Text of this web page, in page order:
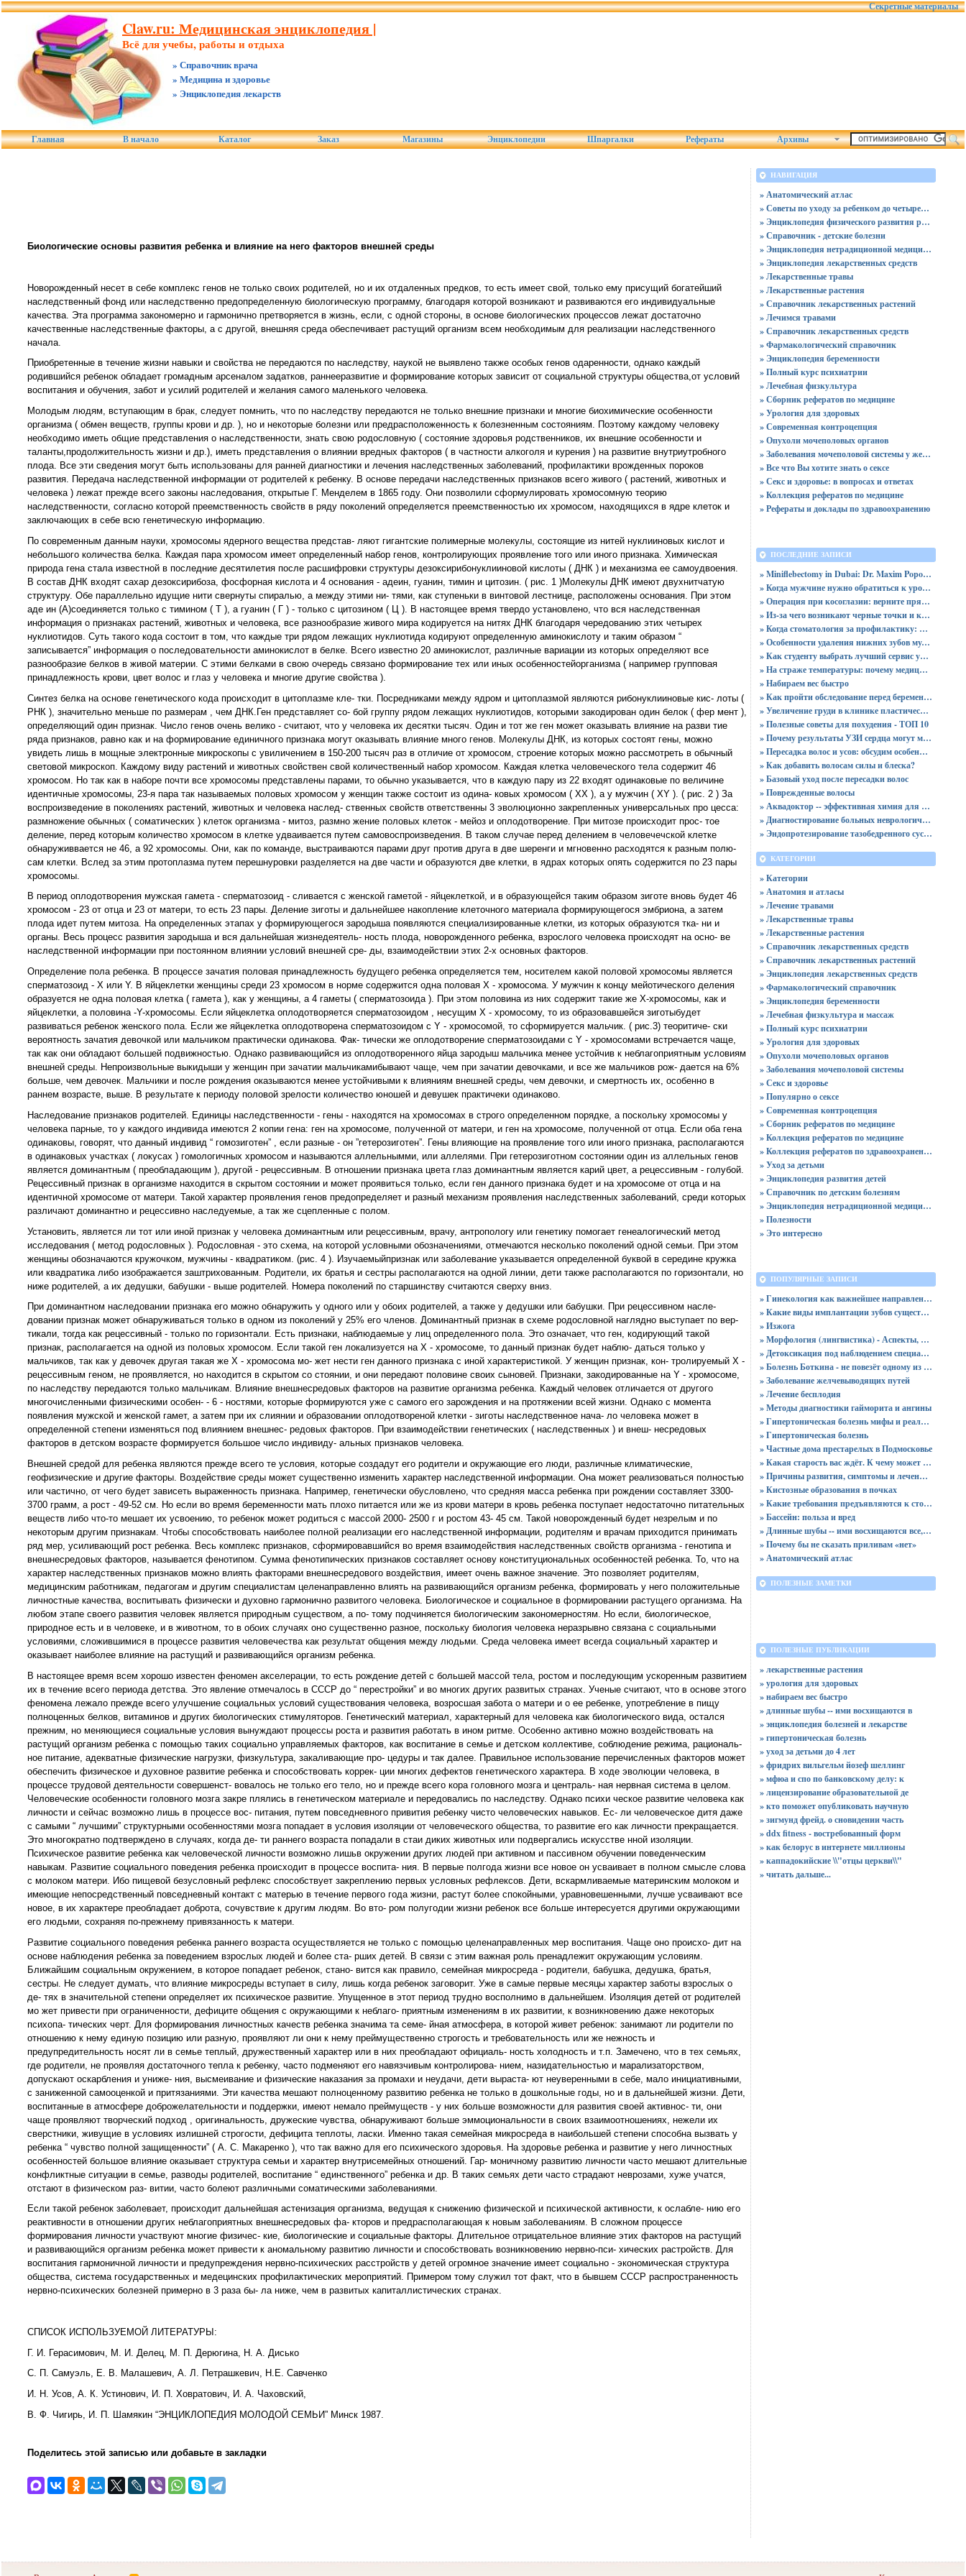
Секретные материалы
Claw.ru: Медицинская энциклопедия |
Всё для учебы, работы и отдыха
» Справочник врача
» Медицина и здоровье
» Энциклопедия лекарств
Главная В начало Каталог Заказ Магазины Энциклопедии Шпаргалки Рефераты Архивы
Биологические основы развития ребенка и влияние на него факторов внешней среды
Новорожденный несет в себе комплекс генов не только своих родителей, но и их отдаленных предков, то есть имеет свой, только ему присущий богатейший
наследственный фонд или наследственно предопределенную биологическую программу, благодаря которой возникают и развиваются его индивидуальные
качества. Эта программа закономерно и гармонично претворяется в жизнь, если, с одной стороны, в основе биологических процессов лежат достаточно
качественные наследственные факторы, а с другой, внешняя среда обеспечивает растущий организм всем необходимым для реализации наследственного
начала.
Приобретенные в течение жизни навыки и свойства не передаются по наследству, наукой не выявлено также особых генов одаренности, однако каждый
родившийся ребенок обладает громадным арсеналом задатков, раннееразвитие и формирование которых зависит от социальной структуры общества,от условий
воспитания и обучения, забот и усилий родителей и желания самого маленького человека.
Молодым людям, вступающим в брак, следует помнить, что по наследству передаются не только внешние признаки и многие биохимические особенности
организма ( обмен веществ, группы крови и др. ), но и некоторые болезни или предрасположенность к болезненным состояниям. Поэтому каждому человеку
необходимо иметь общие представления о наследственности, знать свою родословную ( состояние здоровья родственников, их внешние особенности и
таланты,продолжительность жизни и др.), иметь представления о влиянии вредных факторов ( в частности алкоголя и курения ) на развитие внутриутробного
плода. Все эти сведения могут быть использованы для ранней диагностики и лечения наследственных заболеваний, профилактики врожденных пороков
развития. Передача наследственной информации от родителей к ребенку. В основе передачи наследственных признаков всего живого ( растений, животных и
человека ) лежат прежде всего законы наследования, открытые Г. Менделем в 1865 году. Они позволили сформулировать хромосомную теорию
наследственности, согласно которой преемственность свойств в ряду поколений определяется преемственностью их хромосом, находящихся в ядре клеток и
заключающих в себе всю генетическую информацию.
По современным данным науки, хромосомы ядерного вещества представ- ляют гигантские полимерные молекулы, состоящие из нитей нуклииновых кислот и
небольшого количества белка. Каждая пара хромосом имеет определенный набор генов, контролирующих проявление того или иного признака. Химическая
природа гена стала известной в последние десятилетия после расшифровки структуры дезоксирибонуклииновой кислоты ( ДНК ) и механизма ее самоудвоения.
В состав ДНК входят сахар дезоксирибоза, фосфорная кислота и 4 основания - адеин, гуанин, тимин и цитозин. ( рис. 1 )Молекулы ДНК имеют двухнитчатую
структуру. Обе параллельно идущие нити свернуты спиралью, а между этими ни- тями, как ступеньки в винтовой лестнице, расположены основания. При этом
аде ин (А)соединяется только с тимином ( Т ), а гуанин ( Г ) - только с цитозином ( Ц ). В настоящее время твердо установлено, что вся наследственная
информация о признаках растений, животных и человека, все разнообразие живого мира кодируется на нитях ДНК благодаря чередованию этих четырех
нуклиотидов. Суть такого кода состоит в том, что каждые три рядом лежащих нуклиотида кодируют определенную аминокислоту и таким образом “
записывается” информация о последовательности аминокислот в белке. Всего известно 20 аминокислот, различные вариации из которых определяют все
разнообразие белков в живой материи. С этими белками в свою очередь связано формирование тех или иных особенностейорганизма ( например групповая
принадлежность крови, цвет волос и глаз у человека и многие другие свойства ).
Синтез белка на основе генетического кода происходит в цитоплазме кле- тки. Посредниками между ядром и цитоплазмой являются рибонуклииновые кис- лоты (
РНК ), значительно меньше по размерам , чем ДНК.Ген представляет со- бой группу рядом лежащих нуклиотидов, которыми закодирован один белок ( фер мент ),
определяющий один признак. Число генов очень велико - считают, что у человека их десятки тысяч. Один и тот же ген может оказывать влияние на разви тие
ряда признаков, равно как и на формирование единичного признака могут оказывать влияние много генов. Молекулы ДНК, из которых состоят гены, можно
увидеть лишь в мощные электронные микроскопы с увиличением в 150-200 тысяч раз в отличие от хромосом, строение которых можно рассмотреть в обычный
световой микроскоп. Каждому виду растений и животных свойствен свой количественный набор хромосом. Каждая клетка человеческого тела содержит 46
хромосом. Но так как в наборе почти все хромосомы представлены парами, то обычно указывается, что в каждую пару из 22 входят одинаковые по величине
идентичные хромосомы, 23-я пара так называемых половых хромосом у женщин также состоит из одина- ковых хромосом ( ХХ ), а у мужчин ( ХY ). ( рис. 2 ) За
воспроизведение в поколениях растений, животных и человека наслед- ственных свойств ответственны 3 эволюционно закрепленных универсальных про цесса:
размножение обычных ( соматических ) клеток организма - митоз, размно жение половых клеток - мейоз и оплодотворение. При митозе происходит прос- тое
деление, перед которым количество хромосом в клетке удваивается путем самовоспроизведения. В таком случае перед делением в человечечской клетке
обнаруживвается не 46, а 92 хромосомы. Они, как по команде, выстраиваются парами друг против друга в две шеренги и мгновенно расходятся к разным полю-
сам клетки. Вслед за этим протоплазма путем перешнуровки разделяется на две части и образуются две клетки, в ядрах которых опять содержится по 23 пары
хромосомы.
В период оплодотворения мужская гамета - сперматозоид - сливается с женской гаметой - яйцеклеткой, и в образующейся таким образом зиготе вновь будет 46
хромосом - 23 от отца и 23 от матери, то есть 23 пары. Деление зиготы и дальнейшее накопление клеточного материала формирующегося эмбриона, а затем
плода идет путем митоза. На определенных этапах у формирующегося зародыша появляются специализированные клетки, из которых образуются тка- ни и
органы. Весь процесс развития зародыша и вся дальнейшая жизнедеятель- ность плода, новорожденного ребенка, взрослого человека происходят на осно- ве
наследственной информации при постоянном влиянии условий внешней сре- ды, взаимодействии этих 2-х основных факторов.
Определение пола ребенка. В процессе зачатия половая принадлежность будущего ребенка определяется тем, носителем какой половой хромосомы является
сперматозоид - Х или Y. В яйцеклетки женщины среди 23 хромосом в норме содержится одна половая Х - хромосома. У мужчин к концу мейотического деления
образуется не одна половая клетка ( гамета ), как у женщины, а 4 гаметы ( сперматозоида ). При этом половина из них содержит такие же Х-хромосомы, как и
яйцеклетки, а половина -Y-хромосомы. Если яйцеклетка оплодотворяется сперматозоидом , несущим Х - хромосому, то из образовавшейся зиготыбудет
развиваться ребенок женского пола. Если же яйцеклетка оплодотворена сперматозоидом с Y - хромосомой, то сформируется мальчик. ( рис.3) теоритиче- ски
вероятность зачатия девочкой или мальчиком практически одинакова. Фак- тически же оплодотворение сперматозоидами с Y - хромосомами встречается чаще,
так как они обладают большей подвижностью. Однако развивающийся из оплодотворенного яйца зародыш мальчика менее устойчив к неблагоприятным условиям
внешней среды. Непроизвольные выкидыши у женщин при зачатии мальчикамибывают чаще, чем при зачатии девочками, и все же мальчиков рож- дается на 6%
больше, чем девочек. Мальчики и после рождения оказываются менее устойчивыми к влияниям внешней среды, чем девочки, и смертность их, особенно в
раннем возрасте, выше. В результате к периоду половой зрелости количество юношей и девушек практичеки одинаково.
Наследование признаков родителей. Единицы наследственности - гены - находятся на хромосомах в строго определенном порядке, а поскольку хромосомы у
человека парные, то у каждого индивида имеются 2 копии гена: ген на хромосоме, полученной от матери, и ген на хромосоме, полученной от отца. Если оба гена
одинаковы, говорят, что данный индивид “ гомозиготен” , если разные - он ”гетерозиготен”. Гены влияющие на проявление того или иного признака, располагаются
в одинаковых участках ( локусах ) гомологичных хромосом и называются аллельнымми, или аллелями. При гетерозиготном состоянии один из аллельных генов
является доминантным ( преобладающим ), другой - рецессивным. В отношении признака цвета глаз доминантным является карий цвет, а рецессивным - голубой.
Рецессивный признак в организме находится в скрытом состоянии и может проявиться только, если ген данного признака будет и на хромосоме от отца и на
идентичной хромосоме от матери. Такой характер проявления генов предопределяет и разный механизм проявления наследственных заболеваний, среди которых
различают доминантно и рецессивно наследуемые, а так же сцепленные с полом.
Установить, является ли тот или иной признак у человека доминантным или рецессивным, врачу, антропологу или генетику помогает генеалогический метод
исследования ( метод родословных ). Родословная - это схема, на которой условными обозначениями, отмечаются несколько поколений одной семьи. При этом
женщины обозначаются кружочком, мужчины - квадратиком. (рис. 4 ). Изучаемыйпризнак или заболевание указывается определенной буквой в середине кружка
или квадратика либо изображается заштрихованным. Родители, их братья и сестры располагаются на одной линии, дети также располагаются по горизонтали, но
ниже родителей, а их дедушки, бабушки - выше родителей. Номера поколений по старшинству считаются сверху вниз.
При доминантном наследовании признака его можно обнаружить у одного или у обоих родителей, а также у дедушки или бабушки. При рецессивном насле-
довании признак может обнаруживаться только в одном из поколений у 25% его членов. Доминантный признак в схеме родословной наглядно выступает по вер-
тикали, тогда как рецессивный - только по горизонтали. Есть признаки, наблюдаемые у лиц определенного пола. Это означает, что ген, кодирующий такой
признак, располагается на одной из половых хромосом. Если такой ген локализуется на Х - хромосоме, то данный признак будет наблю- даться только у
мальчиков, так как у девочек другая такая же Х - хромосома мо- жет нести ген данного признака с иной характеристикой. У женщин признак, кон- тролируемый Х -
рецессивным геном, не проявляется, но находится в скрытом со стоянии, и они передают половине своих сыновей. Признаки, закодированные на Y - хромосоме,
по наследству передаются только мальчикам. Влияние внешнесредовых факторов на развитие организма ребенка. Каждый человек отличается от другого
многочисленными физическими особен- - 6 - ностями, которые формируются уже с самого его зарождения и на протяжении всей жизни. Однако с момента
появления мужской и женской гамет, а затем при их слиянии и образовании оплодотвореной клетки - зиготы наследственное нача- ло человека может в
определенной степени изменяться под влиянием внешнес- редовых факторов. При взаимодействии генетических ( наследственных ) и внеш- несредовых
факторов в детском возрасте формируется большое число индивиду- альных признаков человека.
Внешней средой для ребенка являются прежде всего те условия, которые создадут его родители и окружающие его люди, различные климатические,
геофизические и другие факторы. Воздействие среды может существенно изменить характер наследственной информации. Она может реализоваться полностью
или частично, от чего будет зависеть выраженность признака. Например, генетически обусловлено, что средняя масса ребенка при рождении составляет 3300-
3700 грамм, а рост - 49-52 см. Но если во время беременности мать плохо питается или же из крови матери в кровь ребенка поступает недостаточно питательных
веществ либо что-то мешает их усвоению, то ребенок может родиться с массой 2000- 2500 г и ростом 43- 45 см. Такой новорожденный будет незрелым и по
некоторым другим признакам. Чтобы способствовать наиболее полной реализации его наследственной информации, родителям и врачам приходится принимать
ряд мер, усиливающий рост ребенка. Весь комплекс признаков, сформировавшийся во время взаимодействия наследственных свойств организма - генотипа и
внешнесредовых факторов, называется фенотипом. Сумма фенотипических признаков составляет основу конституциональных особенностей ребенка. То, что на
характер наследственных признаков можно влиять факторами внешнесредового воздействия, имеет очень важное значение. Это позволяет родителям,
медицинским работникам, педагогам и другим специалистам целенаправленно влиять на развивающийся организм ребенка, формировать у него положительные
личностные качества, воспитывать физически и духовно гармонично развитого человека. Биологическое и социальное в формировании растущего организма. На
любом этапе своего развития человек является природным существом, а по- тому подчиняется биологическим закономерностям. Но если, биологическое,
природное есть и в человеке, и в животном, то в обоих случаях оно существенно разное, поскольку биология человека неразрывно связана с социальными
условиями, сложившимися в процессе развития человечества как результат общения между людьми. Среда человека имеет всегда социальный характер и
оказывает наиболее влияние на растущий и развивающийся организм ребенка.
В настоящее время всем хорошо известен феномен акселерации, то есть рождение детей с большей массой тела, ростом и последующим ускоренным развитием
их в течение всего периода детства. Это явление отмечалось в СССР до “ перестройки” и во многих других развитых странах. Ученые считают, что в основе этого
феномена лежало прежде всего улучшение социальных условий существования человека, возросшая забота о матери и о ее ребенке, употребление в пищу
полноценных белков, витаминов и других биологических стимуляторов. Генетический материал, характерный для человека как биологического вида, остался
прежним, но меняющиеся социальные условия вынуждают процессы роста и развития работать в ином ритме. Особенно активно можно воздействовать на
растущий организм ребенка с помощью таких социально управляемых факторов, как воспитание в семье и детском коллективе, соблюдение режима, рациональ-
ное питание, адекватные физические нагрузки, физкультура, закаливающие про- цедуры и так далее. Правильное использование перечисленных факторов может
обеспечить физическое и духовное развитие ребенка и способствовать коррек- ции многих дефектов генетического характера. В ходе эволюции человека, в
процессе трудовой деятельности совершенст- вовалось не только его тело, но и прежде всего кора головного мозга и централь- ная нервная система в целом.
Человеческие особенности головного мозга закре плялись в генетическом материале и передовались по наследству. Однако психи ческое развитие человека как
личности и сейчас возможно лишь в процессе вос- питания, путем повседневного привития ребенку чисто человеческих навыков. Ес- ли человеческое дитя даже
с самыми “ лучшими” структурными особенностями мозга попадает в условия изоляции от человеческого общества, то развитие его как личности прекращается.
Это многократно подтверждено в случаях, когда де- ти раннего возраста попадали в стаи диких животных или подвергались искусстве нной изоляции.
Психическое развитие ребенка как человеческой личности возможно лишьв окружении других людей при активном и пассивном обучении поведенческим
навыкам. Развитие социального поведения ребенка происходит в процессе воспита- ния. В первые полгода жизни все новое он усваивает в полном смысле слова
с молоком матери. Ибо пищевой безусловный рефлекс способствует закреплению первых условных рефлексов. Дети, вскармливаемые материнским молоком и
имеющие непосредственный повседневный контакт с матерью в течение первого года жизни, растут более спокойными, уравновешенными, лучше усваивают все
новое, в их характере преобладает доброта, cочувствие к другим людям. Во вто- ром полугодии жизни ребенок все больше интересуется другими окружающими
его людьми, сохраняя по-прежнему привязанность к матери.
Развитие социального поведения ребенка раннего возраста осуществляется не только с помощью целенаправленных мер воспитания. Чаще оно происхо- дит на
основе наблюдения ребенка за поведением взрослых людей и более ста- рших детей. В связи с этим важная роль пренадлежит окружающим условиям.
Ближайшим социальным окружением, в которое попадает ребенок, стано- вится как правило, семейная микросреда - родители, бабушка, дедушка, братья,
сестры. Не следует думать, что влияние микросреды вступает в силу, лишь когда ребенок заговорит. Уже в самые первые месяцы характер заботы взрослых о
де- тях в значительной степени определяет их психическое развитие. Упущенное в этот период трудно восполнимо в дальнейшем. Изоляция детей от родителей
мо жет привести при ограниченности, дефиците общения с окружающими к неблаго- приятным изменениям в их развитии, к возникновению даже некоторых
психопа- тических черт. Для формирования личностных качеств ребенка значима та семе- йная атмосфера, в которой живет ребенок: занимают ли родители по
отношению к нему единую позицию или разную, проявляют ли они к нему преймущественно строгость и требовательность или же нежность и
предупредительность носят ли в семье теплый, дружественный характер или в них преобладают официаль- ность холодность и т.п. Замечено, что в тех семьях,
где родители, не проявляя достаточного тепла к ребенку, часто подменяют его навязчивым контролирова- нием, назидательностью и марализаторством,
допускают оскарбления и униже- ния, высмеивание и физические наказания за промахи и неудачи, дети выраста- ют неуверенными в себе, мало инициативными,
с заниженной самооценкой и притязаниями. Эти качества мешают полноценному развитию ребенка не только в дошкольные годы, но и в дальнейшей жизни. Дети,
воспитанные в атмосфере доброжелательности и поддержки, имеют немало преймуществ - у них больше возможности для развития своей активнос- ти, они
чаще проявляют творческий подход , оригинальность, дружеские чувства, обнаруживают больше эммоциональности в своих взаимоотношениях, нежели их
сверстники, живущие в условиях излишней строгости, дефицита теплоты, ласки. Именно такая семейная микросреда в наибольшей степени способна вызвать у
ребенка “ чувство полной защищенности” ( А. С. Макаренко ), что так важно для его психического здоровья. На здоровье ребенка и развитие у него личностных
особенностей большое влияние оказывает структура семьи и характер внутрисемейных отношений. Гар- моничному развитию личности часто мешают длительные
конфликтные ситуации в семье, разводы родителей, воспитание “ единственного” ребенка и др. В таких семьях дети часто страдают неврозами, хуже учатся,
отстают в физическом раз- витии, часто болеют различными соматическими заболеваниями.
Если такой ребенок заболевает, происходит дальнейшая астенизация организма, ведущая к снижению физической и психической активности, к ослабле- нию его
реактивности в отношении других неблагоприятных внешнесредовых фа- кторов и предрасполагающая к новым заболеваниям. В сложном процессе
формирования личности участвуют многие физичес- кие, биологические и социальные факторы. Длительное отрицательное влияние этих факторов на растущий
и развивающийся организм ребенка может привести к аномальному развитию личности и способствовать возникновению нервно-пси- хических растройств. Для
воспитания гармоничной личности и предупреждения нервно-психических расстройств у детей огромное значение имеет социально - экономическая структура
общества, система государственных и медецинских профилактических мероприятий. Примером тому служил тот факт, что в бывшем СССР распространенность
нервно-психических болезней примерно в 3 раза бы- ла ниже, чем в развитых капиталлистических странах.
СПИСОК ИСПОЛЬЗУЕМОЙ ЛИТЕРАТУРЫ:
Г. И. Герасимович, М. И. Делец, М. П. Дерюгина, Н. А. Дисько
С. П. Самуэль, Е. В. Малашевич, А. Л. Петрашкевич, Н.Е. Савченко
И. Н. Усов, А. К. Устинович, И. П. Ховратович, И. А. Чаховский,
В. Ф. Чигирь, И. П. Шамякин “ЭНЦИКЛОПЕДИЯ МОЛОДОЙ СЕМЬИ” Минск 1987.
Поделитесь этой записью или добавьте в закладки
НАВИГАЦИЯ
» Анатомический атлас
» Советы по уходу за ребенком до четырех лет
» Энциклопедия физического развития ребенка
» Справочник - детские болезни
» Энциклопедия нетрадиционной медицины
» Энциклопедия лекарственных средств
» Лекарственные травы
» Лекарственные растения
» Справочник лекарственных растений
» Лечимся травами
» Справочник лекарственных средств
» Фармакологический справочник
» Энциклопедия беременности
» Полный курс психиатрии
» Лечебная физкультура
» Сборник рефератов по медицине
» Урология для здоровых
» Современная контроцепция
» Опухоли мочеполовых органов
» Заболевания мочеполовой системы у женщин
» Все что Вы хотите знать о сексе
» Секс и здоровье: в вопросах и ответах
» Коллекция рефератов по медицине
» Рефераты и доклады по здравоохранению
ПОСЛЕДНИЕ ЗАПИСИ
» Miniflebectomy in Dubai: Dr. Maxim Popovtsev
» Когда мужчине нужно обратиться к урологу: симптомы и диагностика
» Операция при косоглазии: верните прямой и уверенный взгляд
» Из-за чего возникают черные точки и каким образом их устранить?
» Когда стоматология за профилактику: почему NOVIKOVSKI выступает против сахара
» Особенности удаления нижних зубов мудрости: показания и процесс операции
» Как студенту выбрать лучший сервис учебной помощи и не ошибиться
» На страже температуры: почему медицинские холодильники незаменимы в здравоохранении?
» Набираем вес быстро
» Как пройти обследование перед беременностью
» Увеличение груди в клинике пластической хирургии
» Полезные советы для похудения - ТОП 10
» Почему результаты УЗИ сердца могут меняться от состояния человека и что это говорит о работе сердечной мышцы
» Пересадка волос и усов: обсудим особенности данной процедуры
» Как добавить волосам силы и блеска?
» Базовый уход после пересадки волос
» Поврежденные волосы
» Аквадоктор -- эффективная химия для чистки бассейнов
» Диагностирование больных неврологическими болезнями и расстройствами в Краснодаре
» Эндопротезирование тазобедренного сустава в клинике "Кураре Хирургия"
КАТЕГОРИИ
» Категории
» Анатомия и атласы
» Лечение травами
» Лекарственные травы
» Лекарственные растения
» Справочник лекарственных средств
» Справочник лекарственных растений
» Энциклопедия лекарственных средств
» Фармакологический справочник
» Энциклопедия беременности
» Лечебная физкультура и массаж
» Полный курс психиатрии
» Урология для здоровых
» Опухоли мочеполовых органов
» Заболевания мочеполовой системы
» Секс и здоровье
» Популярно о сексе
» Современная контроцепция
» Сборник рефератов по медицине
» Коллекция рефератов по медицине
» Коллекция рефератов по здравоохранению
» Уход за детьми
» Энциклопедия развития детей
» Справочник по детским болезням
» Энциклопедия нетрадиционной медицины
» Полезности
» Это интересно
ПОПУЛЯРНЫЕ ЗАПИСИ
» Гинекология как важнейшее направление в медицине: особенности, лечение, диагностика
» Какие виды имплантации зубов существуют?
» Изжога
» Морфология (лингвистика) - Аспекты, изучаемые морфологией
» Детоксикация под наблюдением специалистов
» Болезнь Боткина - не повезёт одному из ста
» Заболевание желчевыводящих путей
» Лечение бесплодия
» Методы диагностики гайморита и ангины
» Гипертоническая болезнь мифы и реальность
» Гипертоническая болезнь
» Частные дома престарелых в Подмосковье
» Какая старость вас ждёт. К чему может привести жестокое обращение с ребёнком
» Причины развития, симптомы и лечение хронического пиелонефрита
» Кистозные образования в почках
» Какие требования предъявляются к стоматологическому оборудованию?
» Бассейн: польза и вред
» Длинные шубы -- ими восхищаются все, но идут они не всем
» Почему бы не сказать приливам «нет»
» Анатомический атлас
ПОЛЕЗНЫЕ ЗАМЕТКИ
ПОЛЕЗНЫЕ ПУБЛИКАЦИИ
» лекарственные растения
» урология для здоровых
» набираем вес быстро
» длинные шубы -- ими восхищаются в
» энциклопедия болезней и лекарстве
» гипертоническая болезнь
» уход за детьми до 4 лет
» фридрих вильгельм йозеф шеллинг
» мфюа и спо по банковскому делу: к
» лицензирование образовательной де
» кто поможет опубликовать научную
» зигмунд фрейд. о сновидении часть
» ddx fitness - востребованный форм
» как белорус в интернете миллионы
» каппадокийские \\"отцы церкви\\"
»читать дальше...